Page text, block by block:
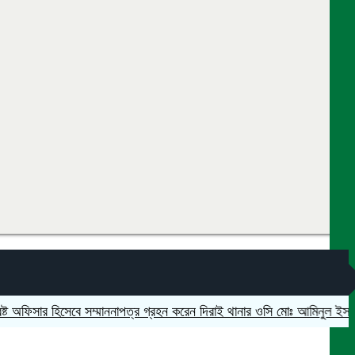
হিসেবে সম্মাননাপত্র গ্রহন করেন দিরাই থানার ওসি মোঃ আমিনুল ইসলাম